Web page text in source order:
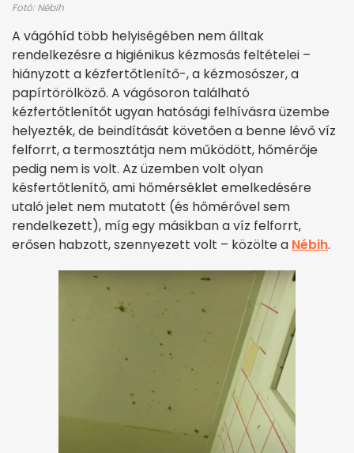
Fotó: Nébih
A vágóhíd több helyiségében nem álltak
rendelkezésre a higiénikus kézmosás feltételei –
hiányzott a kézfertőtlenítő-, a kézmosószer, a
papírtörölköző. A vágósoron található
kézfertőtlenítőt ugyan hatósági felhívásra üzembe
helyezték, de beindítását követően a benne lévő víz
felforrt, a termosztátja nem működött, hőmérője
pedig nem is volt. Az üzemben volt olyan
késfertőtlenítő, ami hőmérséklet emelkedésére
utaló jelet nem mutatott (és hőmérővel sem
rendelkezett), míg egy másikban a víz felforrt,
erősen habzott, szennyezett volt – közölte a Nébih.